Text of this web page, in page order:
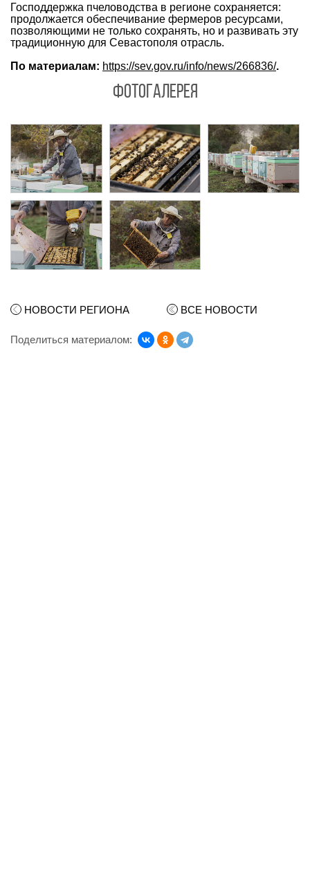
Господдержка пчеловодства в регионе сохраняется:
продолжается обеспечивание фермеров ресурсами,
позволяющими не только сохранять, но и развивать эту
традиционную для Севастополя отрасль.
По материалам: https://sev.gov.ru/info/news/266836/.
ФОТОГАЛЕРЕЯ
НОВОСТИ РЕГИОНА ВСЕ НОВОСТИ
Поделиться материалом: